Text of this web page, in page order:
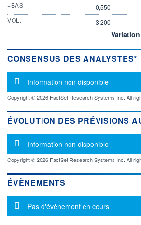
+BAS
0,550
VOL.
3 200
CONSENSUS DES ANALYSTES*
Message d'information
Information non disponible
Copyright © 2026 FactSet Research Systems Inc. All
ÉVOLUTION DES PRÉVISIONS
Message d'information
Information non disponible
Copyright © 2026 FactSet Research Systems Inc. All
ÉVÈNEMENTS
Message d'information
Pas d'évènement en cours